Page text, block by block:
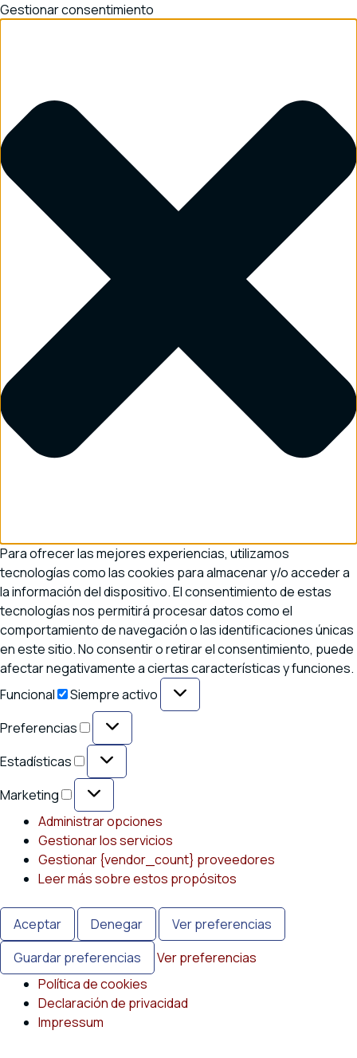
Gestionar consentimiento
Para ofrecer las mejores experiencias, utilizamos
tecnologías como las cookies para almacenar y/o acceder a
la información del dispositivo. El consentimiento de estas
tecnologías nos permitirá procesar datos como el
comportamiento de navegación o las identificaciones únicas
en este sitio. No consentir o retirar el consentimiento, puede
afectar negativamente a ciertas características y funciones.
Funcional
Funcional
Siempre activo
Preferencias
Preferencias
Estadísticas Estadísticas
Marketing
Marketing
Administrar opciones
Gestionar los servicios
Gestionar {vendor_count} proveedores
Leer más sobre estos propósitos
Aceptar Denegar
Ver preferencias
Guardar preferencias
Ver preferencias
Política de cookies
Declaración de privacidad
Impressum